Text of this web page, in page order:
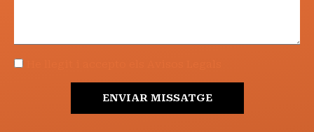
ENVIAR MISSATGE